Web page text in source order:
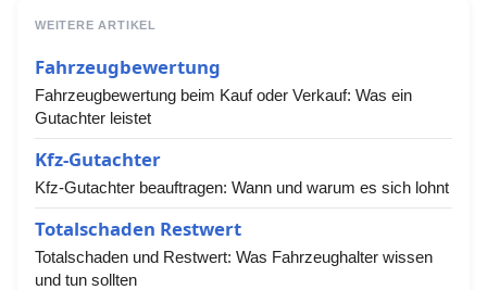
WEITERE ARTIKEL
Fahrzeugbewertung
Fahrzeugbewertung beim Kauf oder Verkauf: Was ein
Gutachter leistet
Kfz-Gutachter
Kfz-Gutachter beauftragen: Wann und warum es sich lohnt
Totalschaden Restwert
Totalschaden und Restwert: Was Fahrzeughalter wissen
und tun sollten